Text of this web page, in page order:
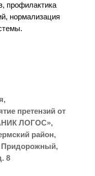
профилактика
нормализация
претензий от
ЛОГОС»,
район,
Придорожный,
8